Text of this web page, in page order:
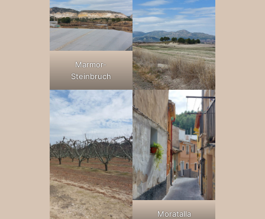
Marmor-
Steinbruch
Moratalla